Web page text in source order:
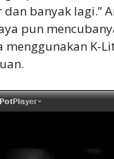
dan banyak lagi.”
pun
menggunakan K-